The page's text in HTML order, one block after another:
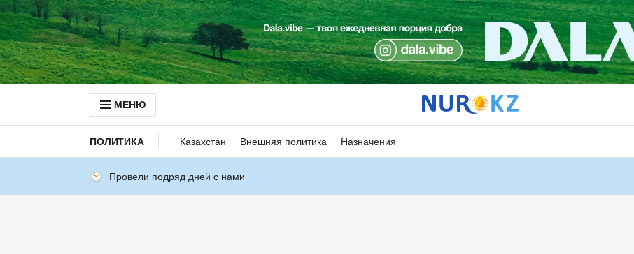
МЕНЮ
ПОЛИТИКА Казахстан Внешняя политика Назначения
Провели подряд дней с нами